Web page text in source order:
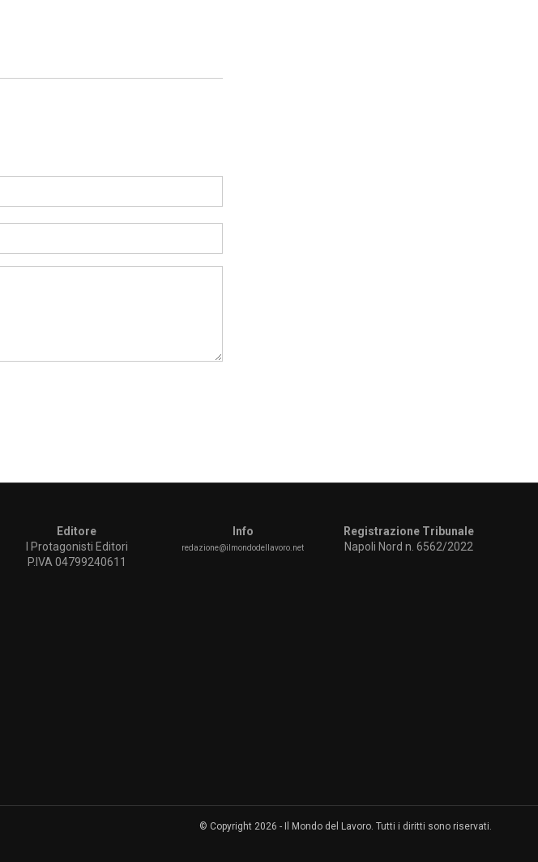
Editore
I Protagonisti Editori
P.IVA 04799240611
Info
redazione@ilmondodellavoro.net
Registrazione Tribunale
Napoli Nord n. 6562/2022
© Copyright 2026 - Il Mondo del Lavoro. Tutti i diritti sono riservati.